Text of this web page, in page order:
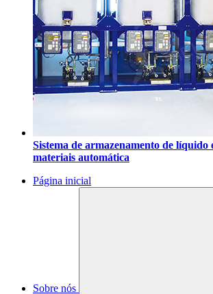
Sistema de armazenamento de líquido
materiais automática
Página inicial
Sobre nós